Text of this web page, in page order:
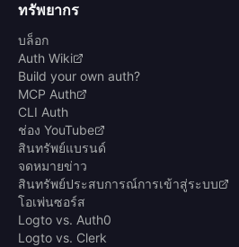
ทรัพยากร
บล็อก
Auth Wiki
Build your own auth?
MCP Auth
CLI Auth
ช่อง YouTube
สินทรัพย์แบรนด์
จดหมายข่าว
สินทรัพย์ประสบการณ์การเข้าสู่ระบบ
โอเพ่นซอร์ส
Logto vs. Auth0
Logto vs. Clerk